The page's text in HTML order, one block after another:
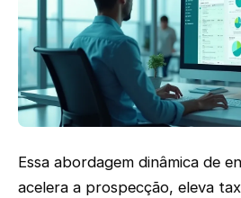
Essa abordagem dinâmica de
acelera a prospecção, eleva